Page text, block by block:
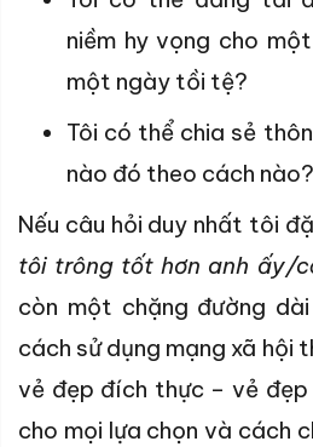
niềm hy vọng cho
một ngày tồi tệ?
Tôi có thể chia sẻ
nào đó theo cách nào?
Nếu câu hỏi duy nhất tôi
tôi trông tốt hơn anh ấy/
còn một chặng đường
cách sử dụng mạng xã hội
vẻ đẹp đích thực – vẻ đẹp
cho mọi lựa chọn và cách